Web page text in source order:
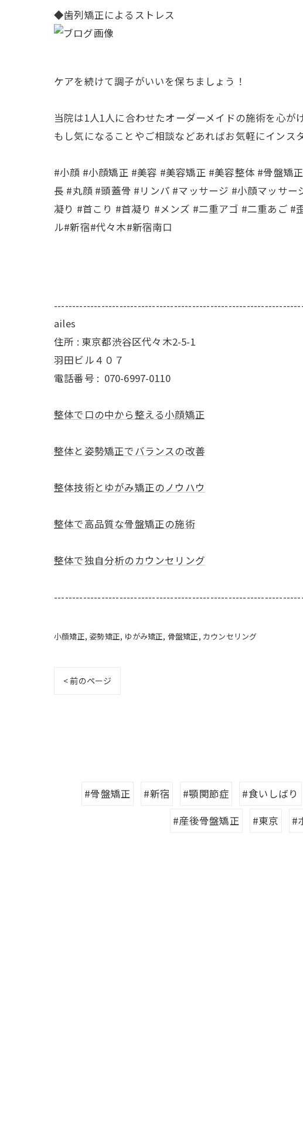
◆歯列矯正によるストレス
ケアを続けて調子がいいを保ちましょう！
当院は1人1人に合わせたオーダーメイドの施術を心が
もし気になることやご相談などあればお気軽にインス
#小顔 #小顔矯正 #美容 #美容矯正 #美容整体 #骨盤矯
長 #丸顔 #頭蓋骨 #リンパ #マッサージ #小顔マッサ
凝り #首こり #首凝り #メンズ #二重アゴ #二重あご
ル#新宿#代々木#新宿南口
ailes
住所 : 東京都渋谷区代々木2-5-1
羽田ビル４０７
電話番号 : 070-6997-0110
整体で口の中から整える小顔矯正
整体と姿勢矯正でバランスの改善
整体技術とゆがみ矯正のノウハウ
整体で高品質な骨盤矯正の施術
整体で独自分析のカウンセリング
小顔矯正 姿勢矯正 ゆがみ矯正 骨盤矯正 カウンセリング
< 前のページ
#骨盤矯正 #新宿 #顎関節症 #食いしばり
#産後骨盤矯正
#東京 #